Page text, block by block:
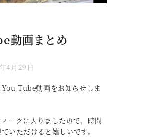
動画まとめ
4月29日
Tube動画をお知らせしま
ークに入りましたので、時間
いただけると嬉しいです。